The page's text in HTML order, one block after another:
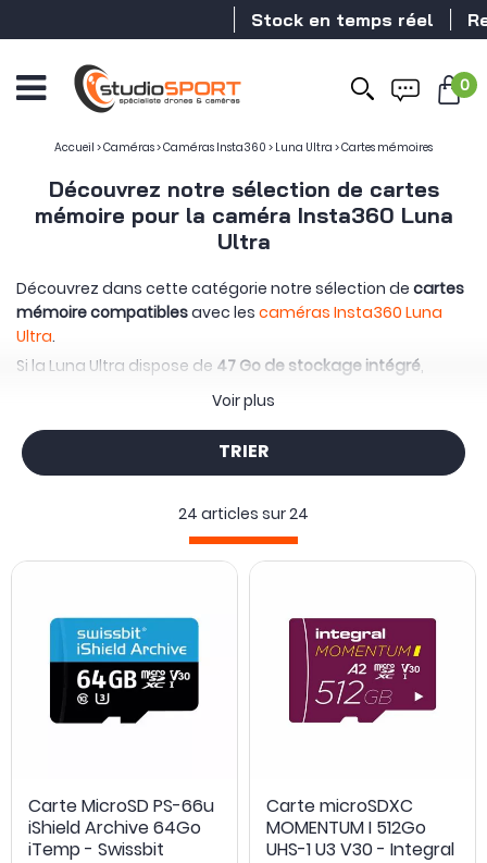
Stock en temps réel
menu
0
Accueil >Caméras>Caméras Insta360 > Luna Ultra >Cartes mémoires
Découvrez notre sélection de cartes
mémoire pour la caméra Insta360 Luna
Ultra
Découvrez dans cette catégorie notre sélection de cartes
mémoire compatiblesavec les caméras Insta360 Luna
Ultra.
Si la Luna Ultra dispose de 47 Go de stockage intégré,
l’ajout d’une carte microSD reste recommandé pour les
longues sessions de tournage et l’enregistrement de
vidéos haute définition. Entre la vidéo 8K Dolby Vision, la 4K
jusqu’à 120 images par seconde ou encore les photos
est essentiel pour garantir un enregistrement fluide et
Nous avons sélectionné des cartes microSD répondant aux
ce soit pour le voyage, les souvenirs du quotidien ou la
création de contenu.
Voir plus
TRIER
24 articles sur24
Carte MicroSD PS-66u
iShield Archive 64Go
iTemp - Swissbit
Carte microSDXC
MOMENTUM I 512Go
UHS-1 U3 V30 - Integral